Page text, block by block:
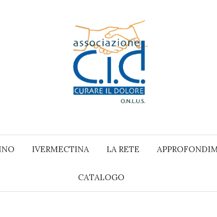
IVERMECTINA LA RETE
CATALOGO